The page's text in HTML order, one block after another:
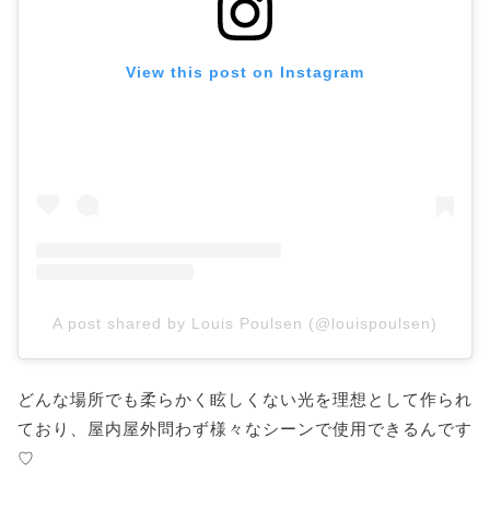
View this post on Instagram
A post shared by Louis Poulsen (@louispoulsen)
どんな場所でも柔らかく眩しくない光を理想として作られ
ており、屋内屋外問わず様々なシーンで使用できるんです
♡